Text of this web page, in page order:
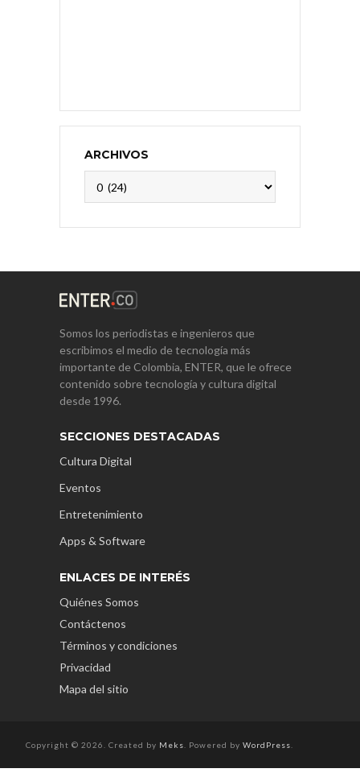
ARCHIVOS
Somos los periodistas e ingenieros que
escribimos el medio de tecnología más
importante de Colombia, ENTER, que le ofrece
contenido sobre tecnología y cultura digital
desde 1996.
SECCIONES DESTACADAS
Cultura Digital
Eventos
Entretenimiento
Apps & Software
ENLACES DE INTERÉS
Quiénes Somos
Contáctenos
Términos y condiciones
Privacidad
Mapa del sitio
Copyright © 2026. Created by Meks . Powered by WordPress